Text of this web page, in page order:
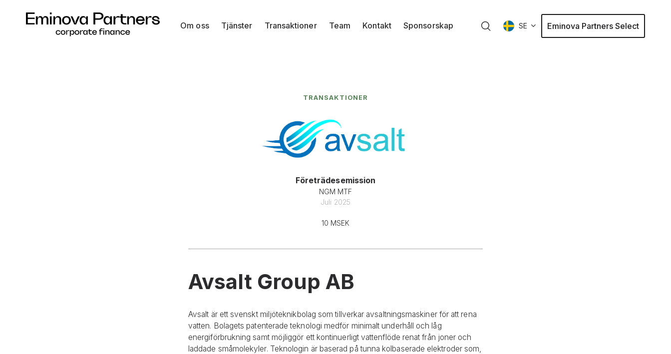
Om oss Tjänster Transaktioner Team Kontakt Sponsorskap SE Eminova Partners Select
TRANSAKTIONER
Företrädesemission
NGM MTF
Juli 2025
10 MSEK
Avsalt Group AB
Avsalt är ett svenskt miljöteknikbolag som tillverkar avsaltningsmaskiner för att rena
vatten. Bolagets patenterade teknologi medför minimalt underhåll och låg
energiförbrukning samt möjliggör ett kontinuerligt vattenflöde renat från joner och
laddade småmolekyler. Teknologin är baserad på tunna kolbaserade elektroder som,